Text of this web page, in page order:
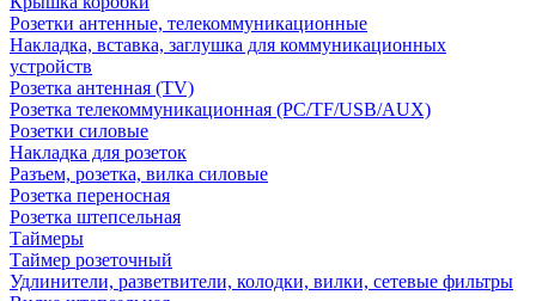
Розетки антенные, телекоммуникационные
Накладка, вставка, заглушка для коммуникационных
устройств
Розетка антенная (TV)
Розетка телекоммуникационная (PC/TF/USB/AUX)
Розетки силовые
Накладка для розеток
Разъем, розетка, вилка силовые
Розетка переносная
Розетка штепсельная
Таймеры
Таймер розеточный
Удлинители, разветвители, колодки, вилки, сетевые фильтры